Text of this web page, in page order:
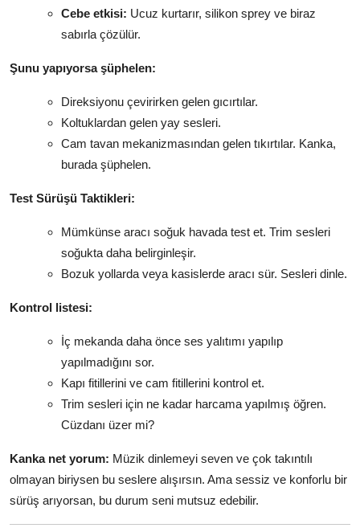
Cebe etkisi: Ucuz kurtarır, silikon sprey ve biraz
sabırla çözülür.
Şunu yapıyorsa şüphelen:
Direksiyonu çevirirken gelen gıcırtılar.
Koltuklardan gelen yay sesleri.
Cam tavan mekanizmasından gelen tıkırtılar. Kanka,
burada şüphelen.
Test Sürüşü Taktikleri:
Mümkünse aracı soğuk havada test et. Trim sesleri
soğukta daha belirginleşir.
Bozuk yollarda veya kasislerde aracı sür. Sesleri dinle.
Kontrol listesi:
İç mekanda daha önce ses yalıtımı yapılıp
yapılmadığını sor.
Kapı fitillerini ve cam fitillerini kontrol et.
Trim sesleri için ne kadar harcama yapılmış öğren.
Cüzdanı üzer mi?
Kanka net yorum: Müzik dinlemeyi seven ve çok takıntılı
olmayan biriysen bu seslere alışırsın. Ama sessiz ve konforlu bir
sürüş arıyorsan, bu durum seni mutsuz edebilir.